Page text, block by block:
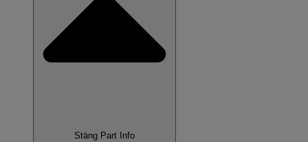
Stäng Part Info